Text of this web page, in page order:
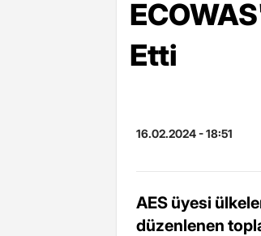
Etti
16.02.2024 - 18:51
AES üyesi
düzenlenen